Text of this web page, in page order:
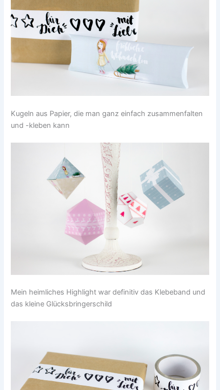
Kugeln aus Papier, die man ganz einfach zusammenfalten
und -kleben kann
Mein heimliches Highlight war definitiv das Klebeband und
das kleine Glücksbringerschild